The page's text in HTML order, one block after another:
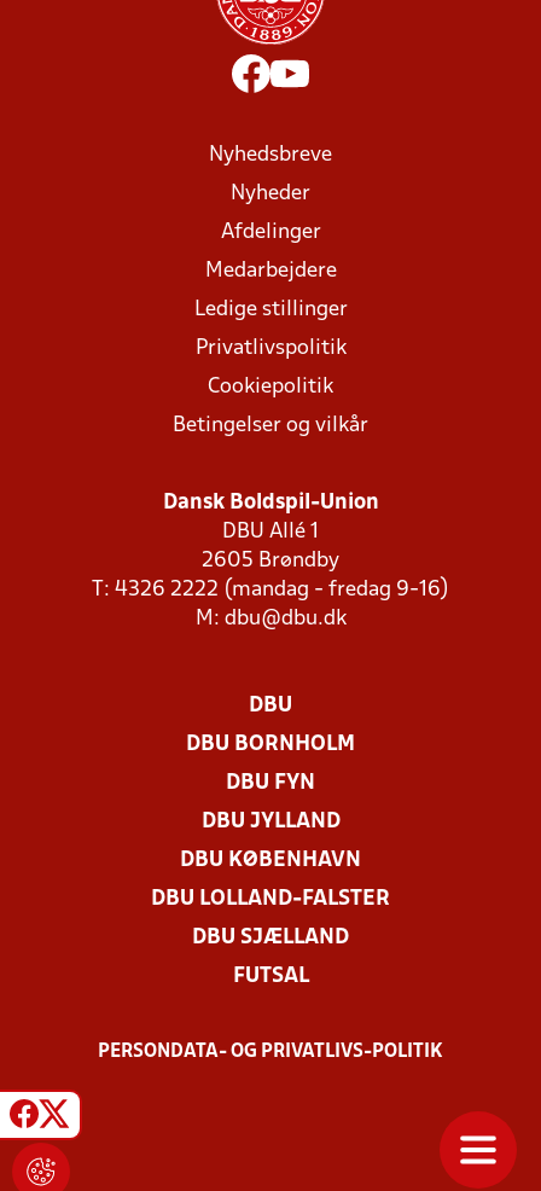
Nyhedsbreve
Nyheder
Afdelinger
Medarbejdere
Ledige stillinger
Privatlivspolitik
Cookiepolitik
Betingelser og vilkår
Dansk Boldspil-Union
DBU Allé 1
2605 Brøndby
T: 4326 2222 (mandag - fredag 9-16)
M: dbu@dbu.dk
DBU
DBU BORNHOLM
DBU FYN
DBU JYLLAND
DBU KØBENHAVN
DBU LOLLAND-FALSTER
DBU SJÆLLAND
FUTSAL
PERSONDATA- OG PRIVATLIVS-POLITIK